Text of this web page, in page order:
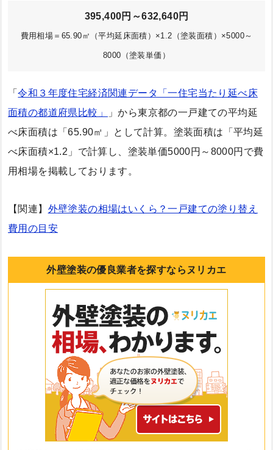
395,400円～632,640円
費用相場＝65.90㎡（平均延床面積）×1.2（塗装面積）×5000～
8000（塗装単価）
「令和３年度住宅経済関連データ「一住宅当たり延べ床
面積の都道府県比較」
」から東京都の一戸建ての平均延
べ床面積は「65.90㎡」として計算。塗装面積は「平均延
べ床面積×1.2」で計算し、塗装単価5000円～8000円で費
用相場を掲載しております。
【関連】 外壁塗装の相場はいくら？一戸建ての塗り替え
費用の目安
外壁塗装の優良業者を探すならヌリカエ